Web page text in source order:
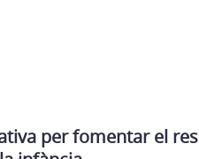
per fomentar el